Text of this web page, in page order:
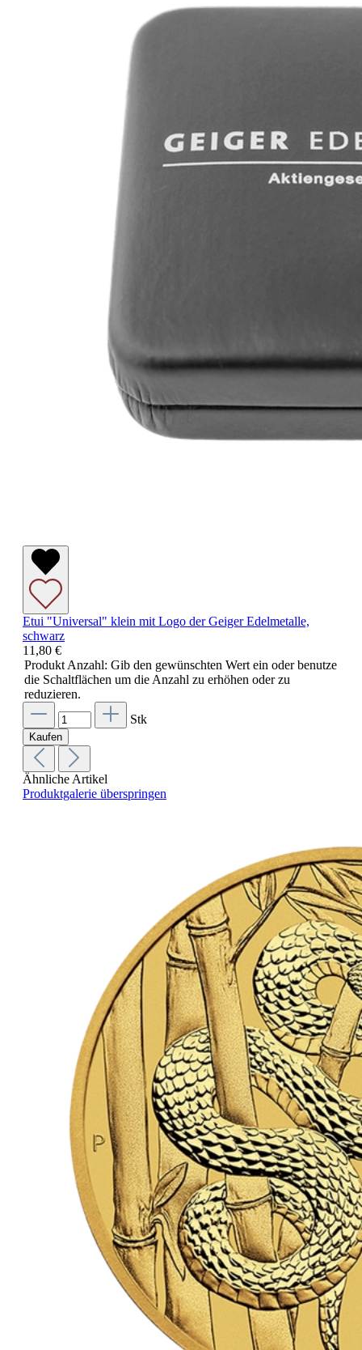
Etui "Universal" klein mit Logo der Geiger Edelmetalle,
schwarz
11,80 €
Produkt Anzahl: Gib den gewünschten Wert ein oder benutze
die Schaltflächen um die Anzahl zu erhöhen oder zu
reduzieren.
Stk
Kaufen
Ähnliche Artikel
Produktgalerie überspringen